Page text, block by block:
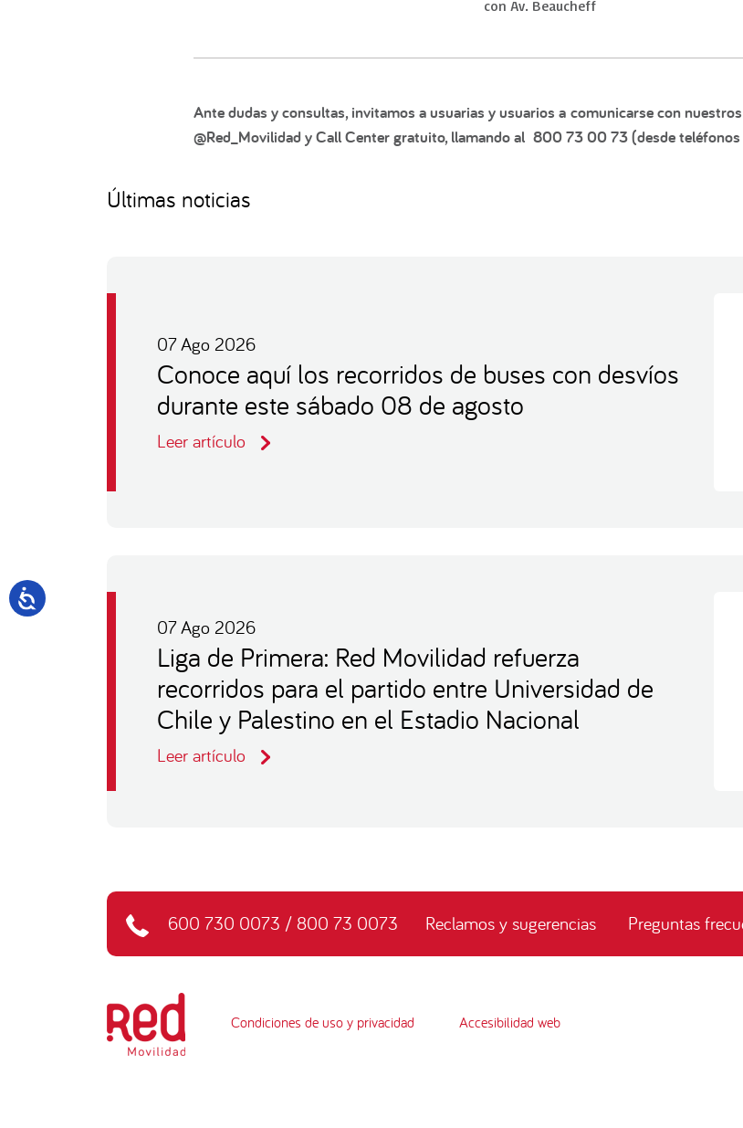
con Av. Beaucheff
Ante dudas y consultas, invitamos a usuarias y usuarios a comunicarse con
@Red_Movilidad y Call Center gratuito, llamando al 800 73 00 73 (desde
Últimas noticias
07 Ago 2026
Conoce aquí los recorridos de buses con desvíos
durante este sábado 08 de agosto
Leer artículo
07 Ago 2026
Liga de Primera: Red Movilidad refuerza
recorridos para el partido entre Universidad de
Chile y Palestino en el Estadio Nacional
Leer artículo
600 730 0073 / 800 73 0073 Reclamos y sugerencias Preguntas
Condiciones de uso y privacidad Accesibilidad web